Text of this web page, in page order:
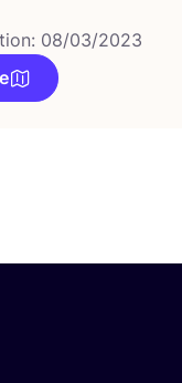
08/03/2023